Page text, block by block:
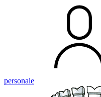
personale